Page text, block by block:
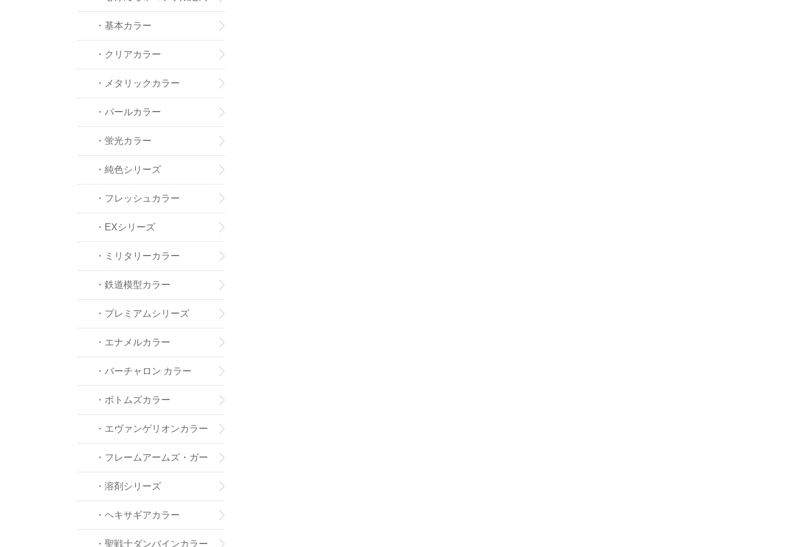
・基本カラー
・クリアカラー
・メタリックカラー
・パールカラー
・蛍光カラー
・純色シリーズ
・フレッシュカラー
・EXシリーズ
・ミリタリーカラー
・鉄道模型カラー
・プレミアムシリーズ
・エナメルカラー
・バーチャロン カラー
・ボトムズカラー
・エヴァンゲリオンカラー
・フレームアームズ・ガー
ルカラー
・溶剤シリーズ
・ヘキサギアカラー
・聖戦士ダンバインカラー